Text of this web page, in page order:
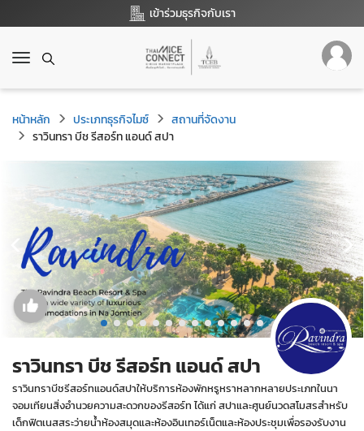
เข้าร่วมธุรกิจกับเรา
T
g
g
l
e
a
t
n
หน้าหลัก ประเภทธุรกิจไมซ์
สถานที่จัดงาน
ราวินทรา บีช รีสอร์ท แอนด์ สปา
ราวินทรา บีช รีสอร์ท แอนด์ สปา
ราวินทราบีชรีสอร์ทแอนด์สปาให้บริการห้องพักหรูหราหลากหลายประเภทในนา
จอมเทียนสิ่งอำนวยความสะดวกของรีสอร์ท ได้แก่ สปาและศูนย์นวดสโมสรสำหรับ
เด็กฟิตเนสสระว่ายน้ำห้องสมุดและห้องอินเทอร์เน็ตและห้องประชุมเพื่อรองรับงาน